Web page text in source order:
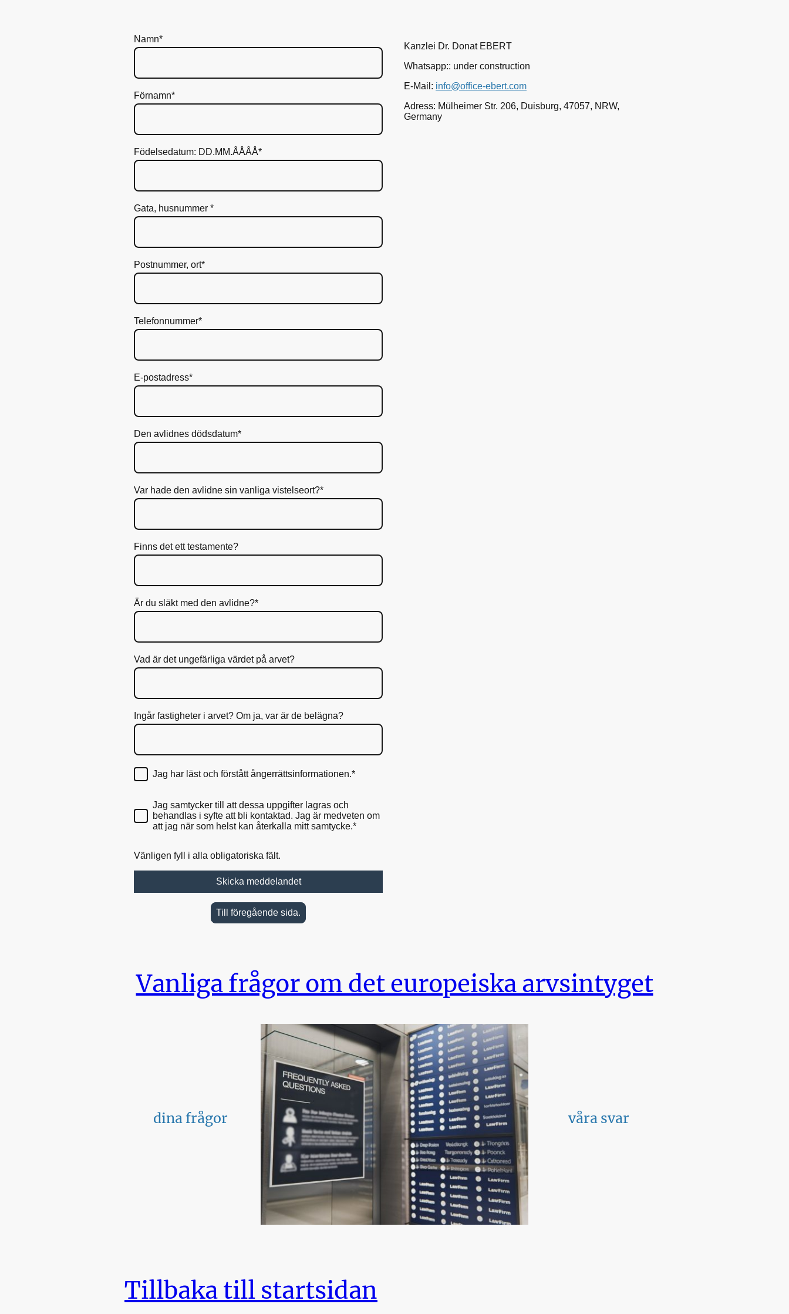
Namn*
Förnamn*
Födelsedatum: DD.MM.ÅÅÅÅ*
Gata, husnummer *
Postnummer, ort*
Telefonnummer*
E-postadress*
Den avlidnes dödsdatum*
Var hade den avlidne sin vanliga vistelseort?*
Finns det ett testamente?
Är du släkt med den avlidne?*
Vad är det ungefärliga värdet på arvet?
Ingår fastigheter i arvet? Om ja, var är de belägna?
Jag har läst och förstått ångerrättsinformationen.*
Jag samtycker till att dessa uppgifter lagras och
behandlas i syfte att bli kontaktad. Jag är medveten om
att jag när som helst kan återkalla mitt samtycke.*
Vänligen fyll i alla obligatoriska fält.
Skicka meddelandet
Till föregående sida.
Kanzlei Dr. Donat EBERT
Whatsapp:: under construction
E-Mail: info@office-ebert.com
Adress: Mülheimer Str. 206, Duisburg, 47057, NRW,
Germany
Vanliga frågor om det europeiska arvsintyget
dina frågor våra svar
Tillbaka till startsidan